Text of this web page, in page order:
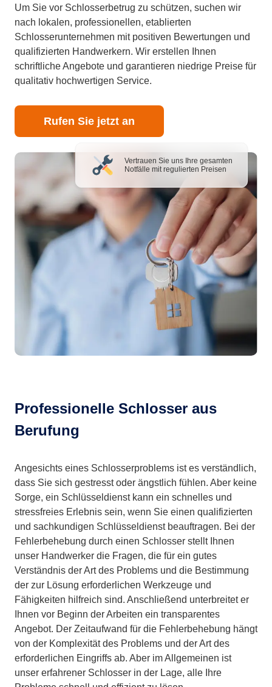
Um Sie vor Schlosserbetrug zu schützen, suchen wir
nach lokalen, professionellen, etablierten
Schlosserunternehmen mit positiven Bewertungen und
qualifizierten Handwerkern. Wir erstellen Ihnen
schriftliche Angebote und garantieren niedrige Preise für
qualitativ hochwertigen Service.
Rufen Sie jetzt an
Vertrauen Sie uns Ihre gesamten
Notfälle mit regulierten Preisen
Professionelle Schlosser aus
Berufung
Angesichts eines Schlosserproblems ist es verständlich,
dass Sie sich gestresst oder ängstlich fühlen. Aber keine
Sorge, ein Schlüsseldienst kann ein schnelles und
stressfreies Erlebnis sein, wenn Sie einen qualifizierten
und sachkundigen Schlüsseldienst beauftragen. Bei der
Fehlerbehebung durch einen Schlosser stellt Ihnen
unser Handwerker die Fragen, die für ein gutes
Verständnis der Art des Problems und die Bestimmung
der zur Lösung erforderlichen Werkzeuge und
Fähigkeiten hilfreich sind. Anschließend unterbreitet er
Ihnen vor Beginn der Arbeiten ein transparentes
Angebot. Der Zeitaufwand für die Fehlerbehebung hängt
von der Komplexität des Problems und der Art des
erforderlichen Eingriffs ab. Aber im Allgemeinen ist
unser erfahrener Schlosser in der Lage, alle Ihre